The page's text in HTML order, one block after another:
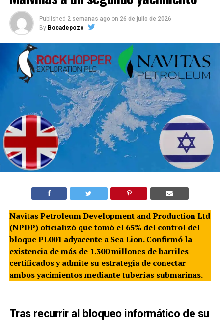
Published 2 semanas ago on 26 de julio de 2026
By Bocadepozo
Navitas Petroleum Development and Production Ltd
(NPDP) oficializó que tomó el 65% del control del
bloque PL001 adyacente a Sea Lion. Confirmó la
existencia de más de 1.300 millones de barriles
certificados y admite su estrategia de conectar
ambos yacimientos mediante tuberías submarinas.
Tras recurrir al bloqueo informático de su